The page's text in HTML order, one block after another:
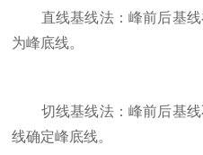
直线基线法：峰前后基线
为峰底线。
切线基线法：峰前后基线
线确定峰底线。